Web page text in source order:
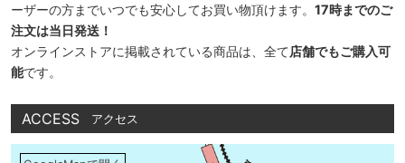
ーザーの方までいつでも安心してお買い物頂けます。 17時までのご
注文は当日発送！
オンラインストアに掲載されている商品は、全て店舗でもご購入可
能です。
ACCESS アクセス